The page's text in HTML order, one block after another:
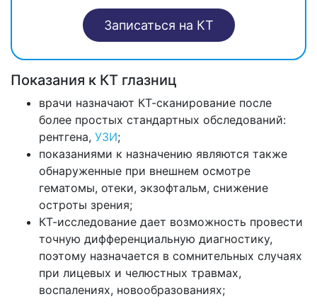
Записаться на КТ
Показания к КТ глазниц
врачи назначают КТ-сканирование после
более простых стандартных обследований:
рентгена, УЗИ;
показаниями к назначению являются также
обнаруженные при внешнем осмотре
гематомы, отеки, экзофтальм, снижение
остроты зрения;
КТ-исследование дает возможность провести
точную дифференциальную диагностику,
поэтому назначается в сомнительных случаях
при лицевых и челюстных травмах,
воспалениях, новообразованиях;